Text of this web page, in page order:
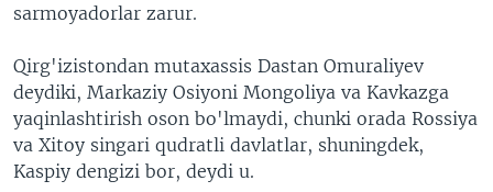
sarmoyadorlar zarur.
Qirg'izistondan mutaxassis Dastan Omuraliyev
deydiki, Markaziy Osiyoni Mongoliya va Kavkazga
yaqinlashtirish oson bo'lmaydi, chunki orada Rossiya
va Xitoy singari qudratli davlatlar, shuningdek,
Kaspiy dengizi bor, deydi u.